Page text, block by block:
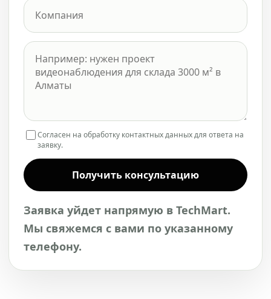
Согласен на обработку контактных данных для ответа на
заявку.
Получить консультацию
Заявка уйдет напрямую в TechMart.
Мы свяжемся с вами по указанному
телефону.